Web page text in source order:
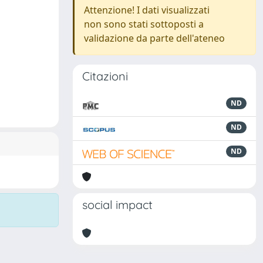
Attenzione! I dati visualizzati
non sono stati sottoposti a
validazione da parte dell'ateneo
Citazioni
ND
ND
ND
social impact